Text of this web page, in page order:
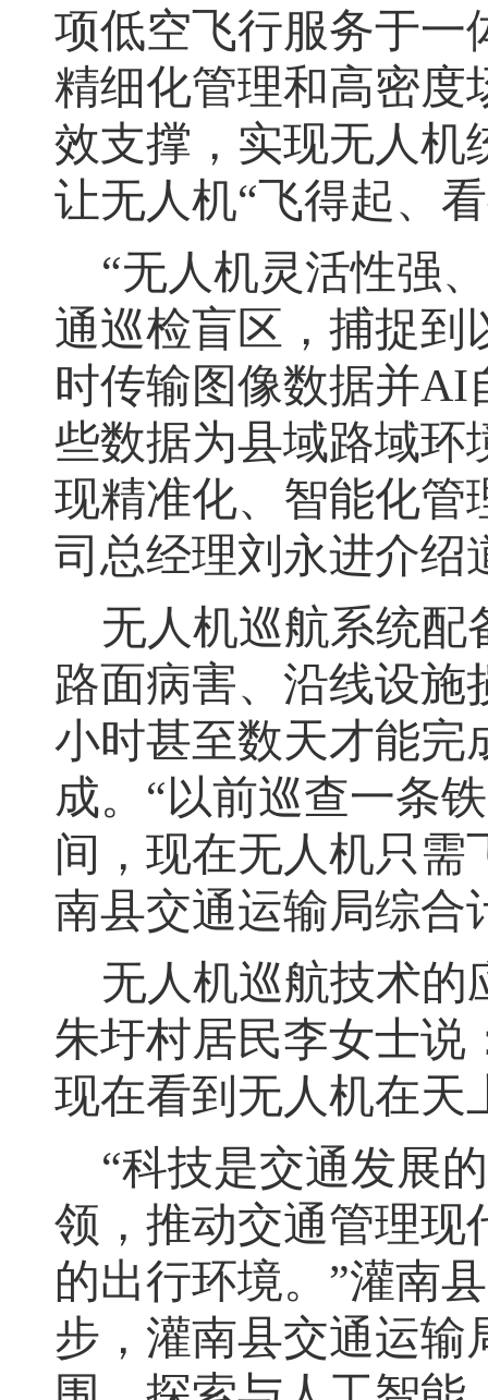
项低空飞行服务于一
精细化管理和高密度
效支撑，实现无人机
让无人机“飞得起、
“无人机灵活性强
通巡检盲区，捕捉到
时传输图像数据并AI
些数据为县域路域环
现精准化、智能化管
司总经理刘永进介绍
无人机巡航系统配
路面病害、沿线设施
小时甚至数天才能完
成。 “以前巡查一条
间，现在无人机只需
南县交通运输局综合
无人机巡航技术的
朱圩村居民李女士说
现在看到无人机在天
“科技是交通发展
领，推动交通管理现
的出行环境。 ”灌南
步，灌南县交通运输